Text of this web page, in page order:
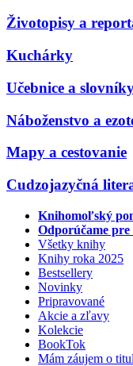
Životopisy a
Kuchárky
Učebnice a
Náboženstvo a
Mapy a cestovanie
Cudzojazyčná
Knihomoľský
Odporúčame pre
Všetky knihy
Knihy roka 2025
Bestsellery
Novinky
Pripravované
Akcie a zľavy
Kolekcie
BookTok
Mám záujem o titul